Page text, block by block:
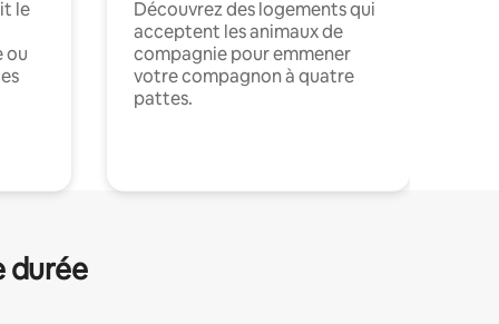
le
ou
Découvrez des logements qui
acceptent les animaux de
compagnie pour emmener
votre compagnon à quatre
pattes.
durée